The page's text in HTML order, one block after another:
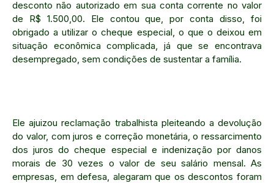
desconto não autorizado em sua conta corrente no valor
de R$ 1.500,00. Ele contou que, por conta disso, foi
obrigado a utilizar o cheque especial, o que o deixou em
situação econômica complicada, já que se encontrava
desempregado, sem condições de sustentar a família.
Ele ajuizou reclamação trabalhista pleiteando a devolução
do valor, com juros e correção monetária, o ressarcimento
dos juros do cheque especial e indenização por danos
morais de 30 vezes o valor de seu salário mensal. As
empresas, em defesa, alegaram que os descontos foram